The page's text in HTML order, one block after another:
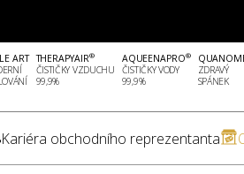
ART THERAPYAIR®
ČISTIČKY VZDUCHU
99,9%
AQUEENAPRO®
ČISTIČKY VODY
99,9%
ZDRAVÝ
SPÁNEK
Kariéra obchodního reprezentanta